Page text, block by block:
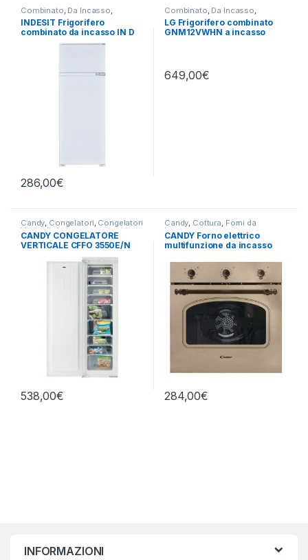
Combinato Da Incasso
Frigoriferi ,Indesit
INDESIT Frigorifero
combinato da incasso IN D
286,00€
Combinato Da Incasso
Frigoriferi LG
LG Frigorifero combinato
GNM12VWHN a incasso
649,00€
Candy, Congelatori, Congelatori
Verticali,da incasso
CANDY CONGELATORE
VERTICALE CFFO 3550E/N
538,00€
Candy, Cottura, Forni da
Incasso
CANDY Forno elettrico
multifunzione da incasso
284,00€
INFORMAZIONI